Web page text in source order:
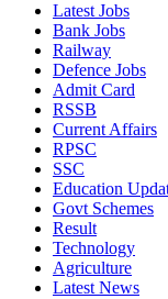
Latest Jobs
Bank Jobs
Railway
Defence Jobs
Admit Card
RSSB
Current Affairs
RPSC
SSC
Education
Govt Schemes
Result
Technology
Agriculture
Latest News